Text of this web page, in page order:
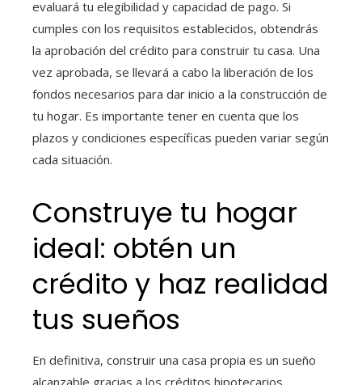
evaluará tu elegibilidad y capacidad de pago. Si
cumples con los requisitos establecidos, obtendrás
la aprobación del crédito para construir tu casa. Una
vez aprobada, se llevará a cabo la liberación de los
fondos necesarios para dar inicio a la construcción de
tu hogar. Es importante tener en cuenta que los
plazos y condiciones específicas pueden variar según
cada situación.
Construye tu hogar
ideal: obtén un
crédito y haz realidad
tus sueños
En definitiva, construir una casa propia es un sueño